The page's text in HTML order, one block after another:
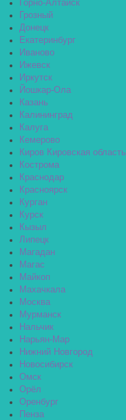
Горно-Алтайск
Грозный
Донецк
Екатеринбург
Иваново
Ижевск
Иркутск
Йошкар-Ола
Казань
Калининград
Калуга
Кемерово
Киров Кировская область
Кострома
Краснодар
Красноярск
Курган
Курск
Кызыл
Липецк
Магадан
Магас
Майкоп
Махачкала
Москва
Мурманск
Нальчик
Нарьян-Мар
Нижний Новгород
Новосибирск
Омск
Орёл
Оренбург
Пенза